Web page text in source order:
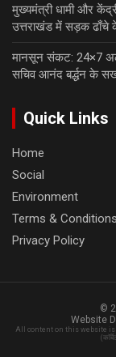
मुख्यमंत्री धामी और
उत्तराखंड में सड़क ढाँचे
मानसून संकट: 24×7
सचिव आनंद बर्द्धन के
Quick Links
Home
Social
Environment
Terms & Conditions
Privacy Policy
©
Website
All content on this website is